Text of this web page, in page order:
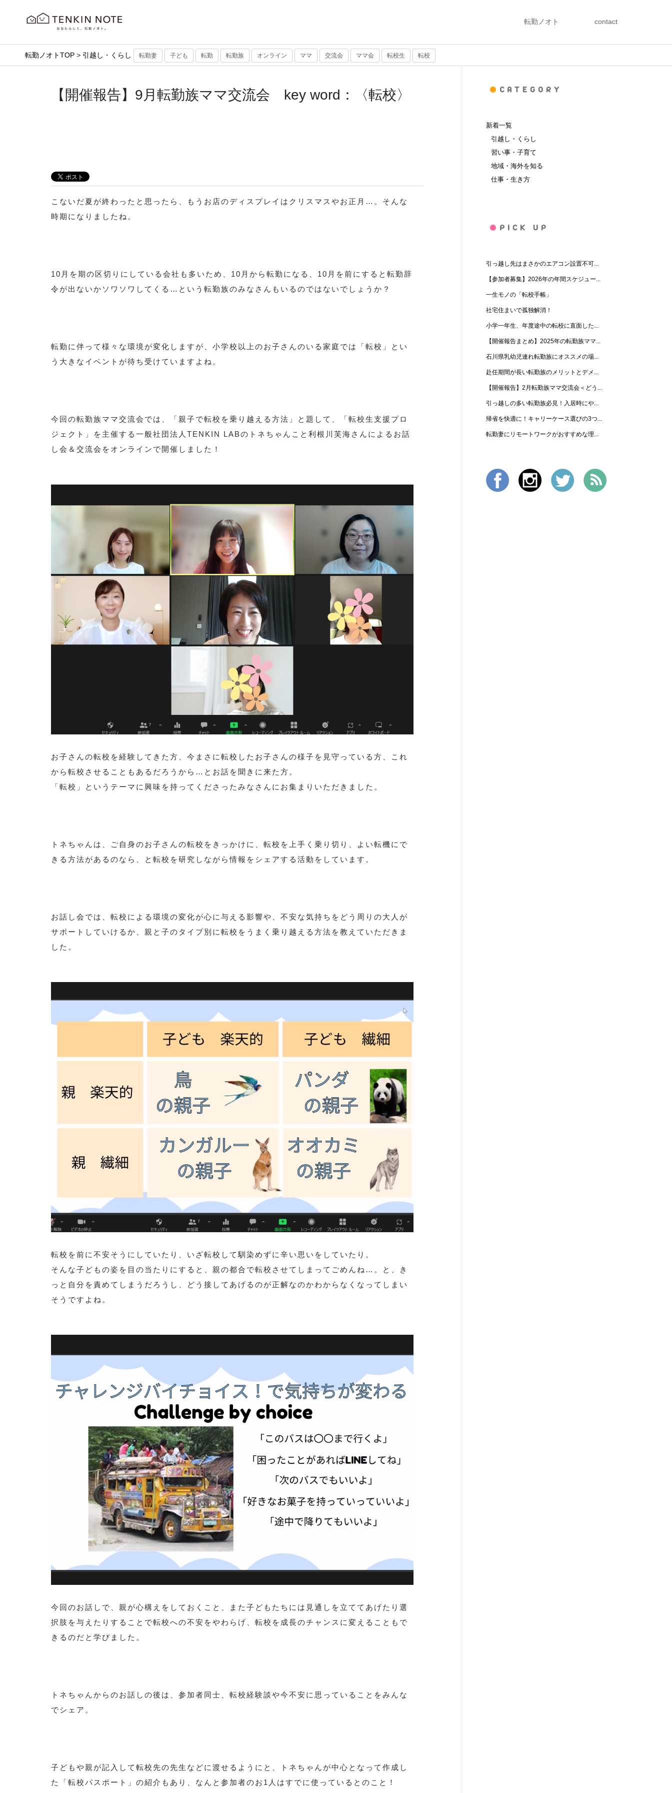
転勤ノオト contact
転勤ノオトTOP > 引越し・くらし 転勤妻 子ども 転勤 転勤族 オンライン ママ 交流会 ママ会 転校生 転校
【開催報告】9月転勤族ママ交流会 key word：〈転校〉
こないだ夏が終わったと思ったら、もうお店のディスプレイはクリスマスやお正月…。そんな
時期になりましたね。
10月を期の区切りにしている会社も多いため、10月から転勤になる、10月を前にすると転勤辞
令が出ないかソワソワしてくる…という転勤族のみなさんもいるのではないでしょうか？
転勤に伴って様々な環境が変化しますが、小学校以上のお子さんのいる家庭では「転校」とい
う大きなイベントが待ち受けていますよね。
今回の転勤族ママ交流会では、「親子で転校を乗り越える方法」と題して、「転校生支援プロ
ジェクト」を主催する一般社団法人TENKIN LABのトネちゃんこと利根川芙海さんによるお話
し会＆交流会をオンラインで開催しました！
お子さんの転校を経験してきた方、今まさに転校したお子さんの様子を見守っている方、これ
から転校させることもあるだろうから…とお話を聞きに来た方。
「転校」というテーマに興味を持ってくださったみなさんにお集まりいただきました。
トネちゃんは、ご自身のお子さんの転校をきっかけに、転校を上手く乗り切り、よい転機にで
きる方法があるのなら、と転校を研究しながら情報をシェアする活動をしています。
お話し会では、転校による環境の変化が心に与える影響や、不安な気持ちをどう周りの大人が
サポートしていけるか、親と子のタイプ別に転校をうまく乗り越える方法を教えていただきま
した。
転校を前に不安そうにしていたり、いざ転校して馴染めずに辛い思いをしていたり。
そんな子どもの姿を目の当たりにすると、親の都合で転校させてしまってごめんね…。と、き
っと自分を責めてしまうだろうし、どう接してあげるのが正解なのかわからなくなってしまい
そうですよね。
今回のお話しで、親が心構えをしておくこと、また子どもたちには見通しを立ててあげたり選
択肢を与えたりすることで転校への不安をやわらげ、転校を成長のチャンスに変えることもで
きるのだと学びました。
トネちゃんからのお話しの後は、参加者同士、転校経験談や今不安に思っていることをみんな
でシェア。
子どもや親が記入して転校先の先生などに渡せるようにと、トネちゃんが中心となって作成し
た「転校パスポート」の紹介もあり、なんと参加者のお1人はすでに使っているとのこと！
新着一覧
引越し・くらし
習い事・子育て
地域・海外を知る
仕事・生き方
引っ越し先はまさかのエアコン設置不可...
【参加者募集】2026年の年間スケジュー...
一生モノの「転校手帳」
社宅住まいで孤独解消！
小学一年生、年度途中の転校に直面した...
【開催報告まとめ】2025年の転勤族ママ...
石川県乳幼児連れ転勤族にオススメの場...
赴任期間が長い転勤族のメリットとデメ...
【開催報告】2月転勤族ママ交流会＜どう...
引っ越しの多い転勤族必見！入居時にや...
帰省を快適に！キャリーケース選びの3つ...
転勤妻にリモートワークがおすすめな理...